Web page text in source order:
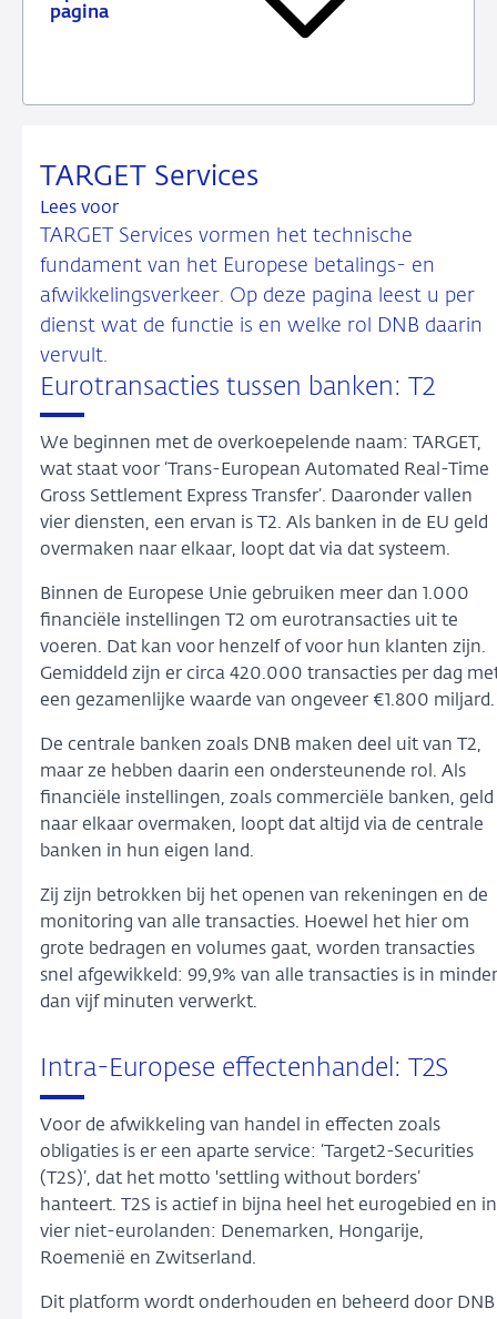
pagina
TARGET Services
Lees voor
TARGET Services vormen het technische
fundament van het Europese betalings- en
afwikkelingsverkeer. Op deze pagina leest u per
dienst wat de functie is en welke rol DNB daarin
vervult.
Eurotransacties tussen banken: T2
We beginnen met de overkoepelende naam: TARGET,
wat staat voor ‘Trans-European Automated Real-Time
Gross Settlement Express Transfer’. Daaronder vallen
vier diensten, een ervan is T2. Als banken in de EU geld
overmaken naar elkaar, loopt dat via dat systeem.
Binnen de Europese Unie gebruiken meer dan 1.000
financiële instellingen T2 om eurotransacties uit te
voeren. Dat kan voor henzelf of voor hun klanten zijn.
Gemiddeld zijn er circa 420.000 transacties per dag
een gezamenlijke waarde van ongeveer €1.800 miljard.
De centrale banken zoals DNB maken deel uit van T2,
maar ze hebben daarin een ondersteunende rol. Als
financiële instellingen, zoals commerciële banken, geld
naar elkaar overmaken, loopt dat altijd via de centrale
banken in hun eigen land.
Zij zijn betrokken bij het openen van rekeningen en de
monitoring van alle transacties. Hoewel het hier om
grote bedragen en volumes gaat, worden transacties
snel afgewikkeld: 99,9% van alle transacties is in minder
dan vijf minuten verwerkt.
Intra-Europese effectenhandel: T2S
Voor de afwikkeling van handel in effecten zoals
obligaties is er een aparte service: ‘Target2-Securities
(T2S)’, dat het motto 'settling without borders’
hanteert. T2S is actief in bijna heel het eurogebied en in
vier niet-eurolanden: Denemarken, Hongarije,
Roemenië en Zwitserland.
Dit platform wordt onderhouden en beheerd door DNB